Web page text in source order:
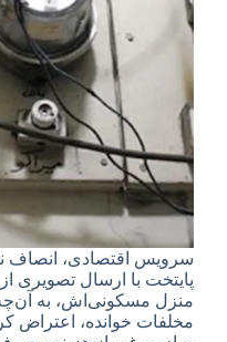
سرویس اقتصادی، انصاف
پایتخت با ارسال تصویری
منزل مسکونی‌اش، به
مخلفات خوانده،